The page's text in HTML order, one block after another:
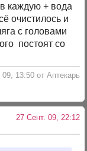
каждую + вода
очистилось и
с головами
постоят со
13:50 от Аптекарь
27 Сент. 09, 22:12